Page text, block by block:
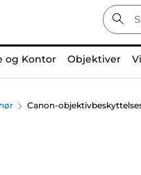
og Kontor Objektiver
Canon-